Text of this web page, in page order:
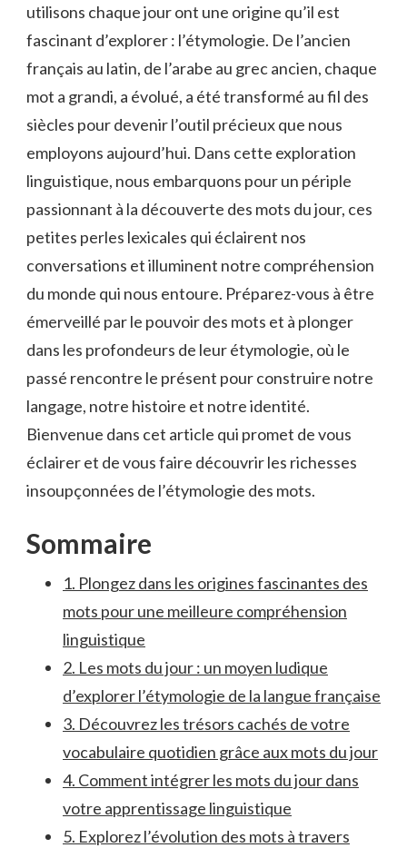
utilisons chaque jour ont une⁤ origine qu’il est
fascinant d’explorer : l’étymologie. De‌ l’ancien
français au⁣ latin, de⁤ l’arabe ⁢au ​grec ancien, chaque‌
mot ​a grandi,⁢ a évolué, a​ été transformé au fil des
siècles pour devenir ⁤l’outil⁤ précieux que nous
⁤employons aujourd’hui. Dans cette exploration
‌linguistique, ⁢nous embarquons pour​ un périple
⁤passionnant à la découverte des‌ mots du jour, ces
petites ⁢perles lexicales ⁤qui ​éclairent nos
conversations et ⁢illuminent notre compréhension
du monde qui nous entoure. Préparez-vous à être‍
émerveillé par​ le pouvoir des mots et à⁢ plonger
dans les profondeurs de leur étymologie, où le
passé rencontre le présent pour construire notre
langage, notre histoire et notre​ identité.
Bienvenue dans cet article qui promet ⁢de vous
éclairer et⁣ de‌ vous faire ‍découvrir⁢ les ⁣richesses⁢
insoupçonnées​ de⁣ l’étymologie⁤ des ‌mots.
Sommaire
1. Plongez dans les⁣ origines fascinantes des
mots ⁣pour‍ une meilleure compréhension
linguistique
2.‌ Les mots du jour :‍ un moyen‌ ludique
d’explorer l’étymologie de la langue française
3. Découvrez les trésors cachés de votre
‌vocabulaire quotidien grâce aux mots ‍du jour
4. Comment intégrer les mots du jour dans
votre apprentissage linguistique
5. Explorez l’évolution des⁢ mots à‌ travers